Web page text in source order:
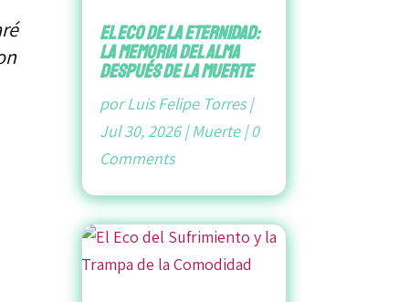
El Eco de la Eternidad:
La Memoria del Alma
después de la Muerte
porLuis Felipe Torres|
Jul 30, 2026|Muerte|0
Comments